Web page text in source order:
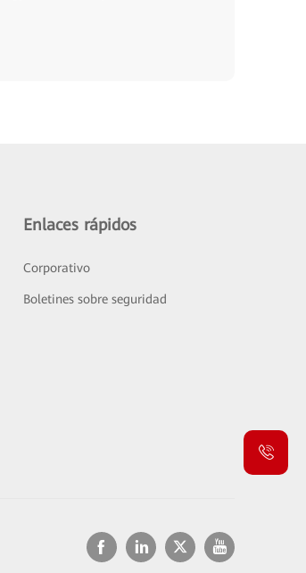
Enlaces rápidos
Corporativo
Boletines sobre seguridad